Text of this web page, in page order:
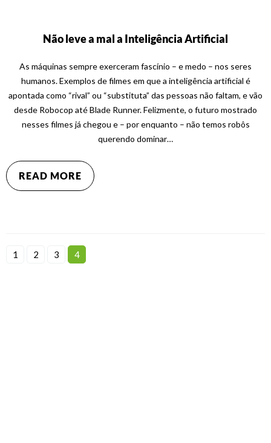
Não leve a mal a Inteligência Artificial
As máquinas sempre exerceram fascínio – e medo – nos seres
humanos. Exemplos de filmes em que a inteligência artificial é
apontada como “rival” ou “substituta” das pessoas não faltam, e vão
desde Robocop até Blade Runner. Felizmente, o futuro mostrado
nesses filmes já chegou e – por enquanto – não temos robôs
querendo dominar…
READ MORE
1 2 3 4